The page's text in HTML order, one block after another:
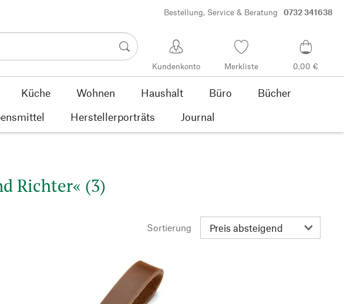
Bestellung, Service & Beratung 0732 341638
Kundenkonto Merkliste 0,00 €
Küche Wohnen Haushalt Büro
Bücher
Herstellerporträts Journal
Richter« (3)
Sortierung